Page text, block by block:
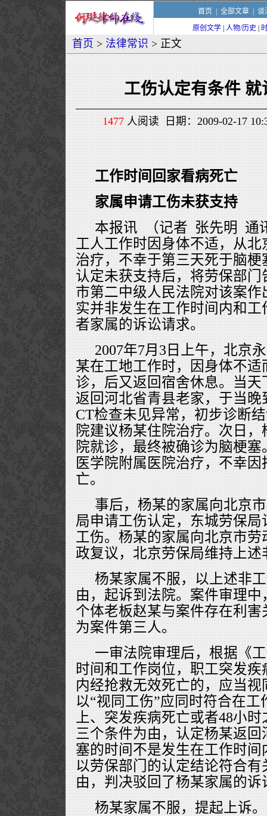
首页 全部文章| 谈
原创文学 人物/历史
首页 > 法律常识 > 正文
工伤认定有条件
1477人阅读 日期：2009-02-17
工作时间回家看病死亡
家属申请工伤未获支持
本报讯 （记者 张先明 通
工人工作时因身体不适，从
治疗，不幸于第三天死于脑
认定未获支持后，将劳保部
市第二中级人民法院对该案
实并非发生在工作时间内和
者家属的诉讼请求。
2007年7月3日上午，北京
某在工地工作时，因身体不
诊，后又返回宿舍休息。当
返回河北省青县老家，于当
CT检查未见异常，初步诊断
院建议杨某住院治疗。次日
院就诊，最终被确诊为脑梗
医学院附属医院治疗，不幸
亡。
事后，杨某的家属向北京
局申请工伤认定，东城劳保
工伤。杨某的家属向北京市
政复议，北京劳保局维持上述
杨某家属不服，以上述非
由，起诉到法院。案件审理
个体老板赵某与案件存在利
为案件第三人。
一审法院审理后，根据《
时间和工作岗位，职工突发
内经抢救无效死亡的，应当
以“视同工伤”应同时符合在
上、突发疾病死亡或者48小
三个条件为由，认定杨某返
塞的时间不是发生在工作时
以劳保部门的认定结论符合
由，判决驳回了杨某家属的诉
杨某家属不服，提起上诉。